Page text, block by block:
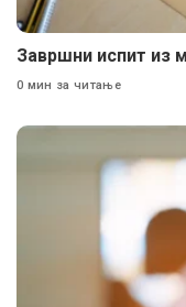
Завршни испит из
0 мин за читање